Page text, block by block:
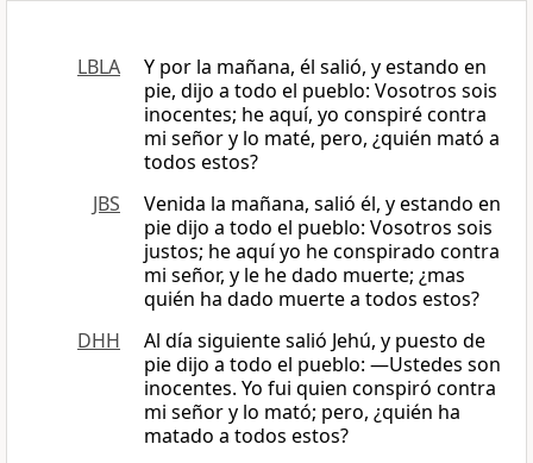
LBLA
Y por la mañana, él salió, y estando en
pie, dijo a todo el pueblo: Vosotros sois
inocentes; he aquí, yo conspiré contra
mi señor y lo maté, pero, ¿quién mató a
todos estos?
JBS
Venida la mañana, salió él, y estando en
pie dijo a todo el pueblo: Vosotros sois
justos; he aquí yo he conspirado contra
mi señor, y le he dado muerte; ¿mas
quién ha dado muerte a todos estos?
DHH
Al día siguiente salió Jehú, y puesto de
pie dijo a todo el pueblo: —Ustedes son
inocentes. Yo fui quien conspiró contra
mi señor y lo mató; pero, ¿quién ha
matado a todos estos?